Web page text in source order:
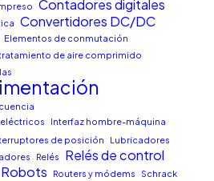
Contadores digitales
Convertidores DC/DC
Elementos de conmutación
de aire comprimido
Interfaz hombre-máquina
de posición Lubricadores
Relés Relés de control
Robots Routers y módems Schrack